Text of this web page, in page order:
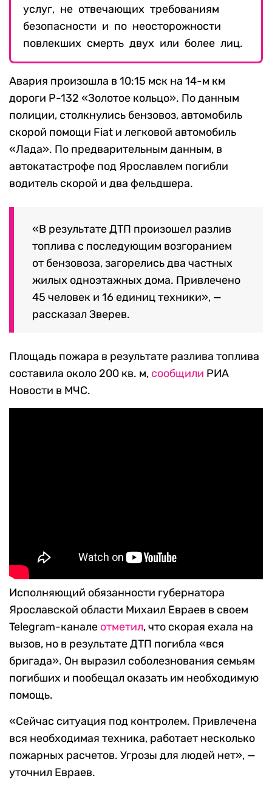
услуг, не отвечающих требованиям
безопасности и по неосторожности
повлекших смерть двух или более лиц.
Авария произошла в 10:15 мск на 14-м км
дороги Р-132 «Золотое кольцо». По данным
полиции, столкнулись бензовоз, автомобиль
скорой помощи Fiat и легковой автомобиль
«Лада». По предварительным данным, в
автокатастрофе под Ярославлем погибли
водитель скорой и два фельдшера.
«В результате ДТП произошел разлив
топлива с последующим возгоранием
от бензовоза, загорелись два частных
жилых одноэтажных дома. Привлечено
45 человек и 16 единиц техники», —
рассказал Зверев.
Площадь пожара в результате разлива топлива
составила около 200 кв. м, сообщили РИА
Новости в МЧС.
Исполняющий обязанности губернатора
Ярославской области Михаил Евраев в своем
Telegram-канале отметил, что скорая ехала на
вызов, но в результате ДТП погибла «вся
бригада». Он выразил соболезнования семьям
погибших и пообещал оказать им необходимую
помощь.
«Сейчас ситуация под контролем. Привлечена
вся необходимая техника, работает несколько
пожарных расчетов. Угрозы для людей нет», —
уточнил Евраев.